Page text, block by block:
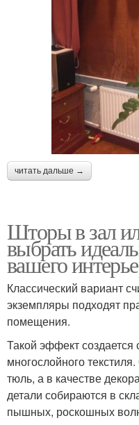
читать дальше →
Шторы в зал
выбрать
вашего
Классический вариант
экземпляры подходят
помещения.
Такой эффект
многослойного
тюль, а в качестве
детали собираются в
пышных, роскошных